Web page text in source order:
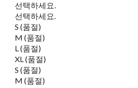
선택하세요.
선택하세요.
S (품절)
M (품절)
L (품절)
XL (품절)
S (품절)
M (품절)